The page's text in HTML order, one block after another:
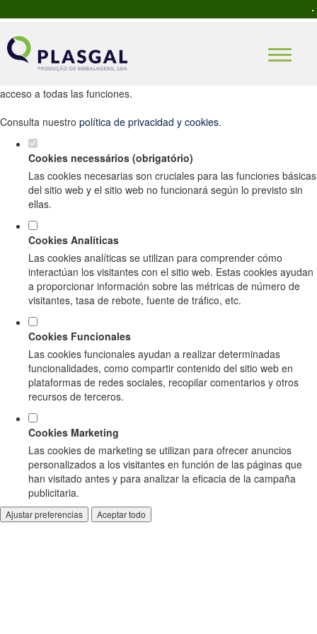
Establezca sus preferencias de cookies
para este sitio web.
Este sitio web utiliza cookies analíticas y funcionales estrictamente
acceso a todas las funciones.
Consulta nuestro política de privacidad y cookies.
Cookies necessários (obrigatório)
Las cookies necesarias son cruciales para las funciones básicas
del sitio web y el sitio web no funcionará según lo previsto sin
ellas.
Cookies Analíticas
Las cookies analíticas se utilizan para comprender cómo
interactúan los visitantes con el sitio web. Estas cookies ayudan
a proporcionar información sobre las métricas de número de
visitantes, tasa de rebote, fuente de tráfico, etc.
Cookies Funcionales
Las cookies funcionales ayudan a realizar determinadas
funcionalidades, como compartir contenido del sitio web en
plataformas de redes sociales, recopilar comentarios y otros
recursos de terceros.
Cookies Marketing
Las cookies de marketing se utilizan para ofrecer anuncios
personalizados a los visitantes en función de las páginas que
han visitado antes y para analizar la eficacia de la campaña
publicitaria.
Ajustar preferencias Aceptar todo